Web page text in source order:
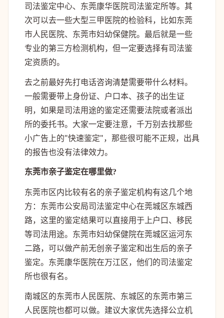
司法鉴定中心、东莞康华医院司法鉴定所等。其
次可以去一些大型三甲医院的检验科，比如东莞
市人民医院、东莞市妇幼保健院。最后就是一些
专业的第三方检测机构，但一定要选择有司法鉴
定资质的。
去之前最好先打电话咨询清楚需要带什么材料。
一般需要带上身份证、户口本、孩子的出生证
明，如果是司法用途的鉴定还需要法院或者派出
所的委托书。大家一定要注意，千万别去找那些
小广告上的"快速鉴定"，那些很可能不正规，出具
的报告也没有法律效力。
东莞市亲子鉴定在哪里做?
东莞市区内比较有名的亲子鉴定机构有这几个地
方：东莞市公安局司法鉴定中心在莞城区东城西
路，这里的鉴定结果可以直接用于上户口、移民
等司法用途。东莞市妇幼保健院在莞城区运河东
二路，可以做产前无创亲子鉴定和出生后的亲子
鉴定。东莞康华医院在万江区，他们的司法鉴定
所也很有名。
南城区的东莞市人民医院、东城区的东莞市第三
人民医院也都可以做。建议大家优先选择公立机